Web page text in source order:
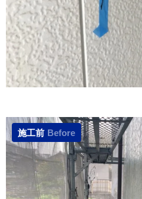
施工前 Before